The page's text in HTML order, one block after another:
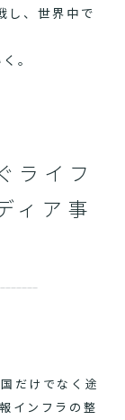
し、世界中で
。
ライフ
ィア事
だけでなく途
インフラの整